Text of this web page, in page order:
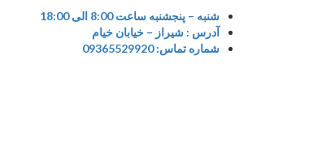
شنبه – پنجشنبه ساعت 8:00 الی 18:00
آدرس : شیراز – خیابان خیام
شماره تماس: 09365529920